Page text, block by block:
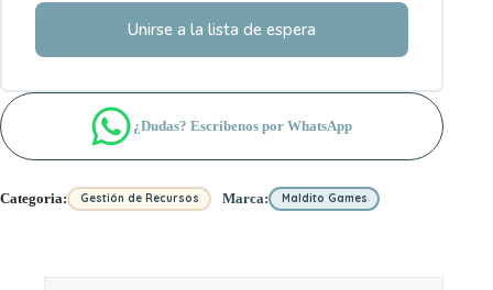
Unirse a la lista de espera
¿Dudas? Escríbenos por WhatsApp
Categoria: Gestión de Recursos Marca: Maldito Games